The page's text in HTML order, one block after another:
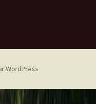
WordPress